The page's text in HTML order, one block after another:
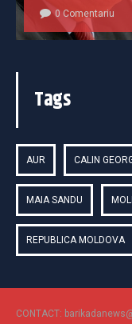
0 Comentariu
Tags
AUR CALIN
MAIA SANDU
REPUBLICA MOLDOVA
CONTACT: